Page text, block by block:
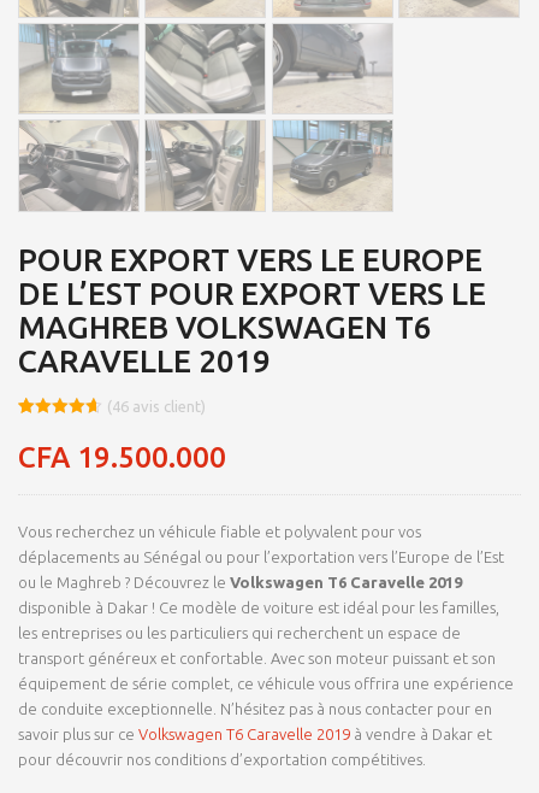
POUR EXPORT VERS LE EUROPE
DE L’EST POUR EXPORT VERS LE
MAGHREB VOLKSWAGEN T6
CARAVELLE 2019
sur 5
basé sur
client
(46 avis client)
CFA 19.500.000
Vous recherchez un véhicule fiable et polyvalent pour vos
déplacements au Sénégal ou pour l’exportation vers l’Europe de l’Est
ou le Maghreb ? Découvrez le Volkswagen T6 Caravelle 2019
disponible à Dakar ! Ce modèle de voiture est idéal pour les familles,
les entreprises ou les particuliers qui recherchent un espace de
transport généreux et confortable. Avec son moteur puissant et son
équipement de série complet, ce véhicule vous offrira une expérience
de conduite exceptionnelle. N’hésitez pas à nous contacter pour en
savoir plus sur ce Volkswagen T6 Caravelle 2019 à vendre à Dakar et
pour découvrir nos conditions d’exportation compétitives.